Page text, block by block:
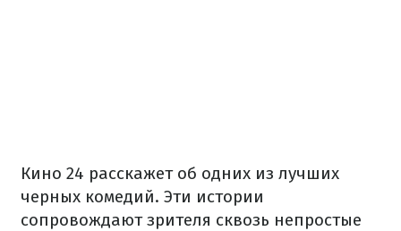
Кино 24 расскажет об одних из лучших
черных комедий. Эти истории
сопровождают зрителя сквозь непростые